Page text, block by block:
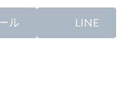
ル LINE